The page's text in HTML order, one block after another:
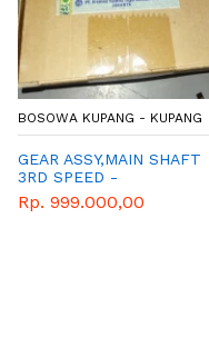
BOSOWA KUPANG - KUPANG
GEAR ASSY,MAIN SHAFT
3RD SPEED -
ME537251IDN
Rp. 999.000,00